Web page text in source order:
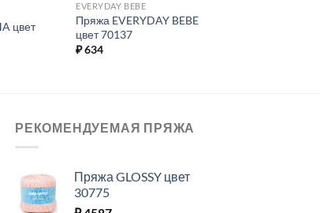
цвет
EVERYDAY BEBE
Пряжа EVERYDAY BEBE
цвет 70137
₽634
РЕКОМЕНДУЕМАЯ ПРЯЖА
Пряжа GLOSSY цвет
30775